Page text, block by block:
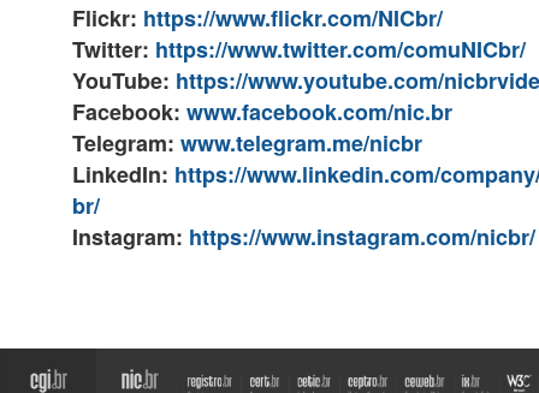
Flickr: https://www.flickr.com/NICbr/
Twitter: https://www.twitter.com/comuNICbr/
YouTube: https://www.youtube.com/
Facebook: www.facebook.com/nic.br
Telegram: www.telegram.me/nicbr
LinkedIn: https://www.linkedin.com/
br/
Instagram: https://www.instagram.com/nicbr/